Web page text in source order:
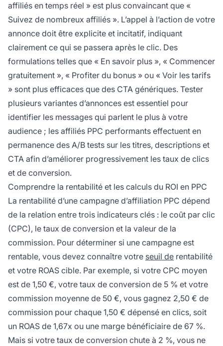
affiliés en temps réel » est plus convaincant que «
Suivez de nombreux affiliés ». L’appel à l’action de votre
annonce doit être explicite et incitatif, indiquant
clairement ce qui se passera après le clic. Des
formulations telles que « En savoir plus », « Commencer
gratuitement », « Profiter du bonus » ou « Voir les tarifs
» sont plus efficaces que des CTA génériques. Tester
plusieurs variantes d’annonces est essentiel pour
identifier les messages qui parlent le plus à votre
audience ; les affiliés PPC performants effectuent en
permanence des A/B tests sur les titres, descriptions et
CTA afin d’améliorer progressivement les taux de clics
et de conversion.
Comprendre la rentabilité et les calculs du ROI en PPC
La rentabilité d’une campagne d’affiliation PPC dépend
de la relation entre trois indicateurs clés : le coût par clic
(CPC), le taux de conversion et la valeur de la
commission. Pour déterminer si une campagne est
rentable, vous devez connaître votre seuil de rentabilité
et votre ROAS cible. Par exemple, si votre CPC moyen
est de 1,50 €, votre taux de conversion de 5 % et votre
commission moyenne de 50 €, vous gagnez 2,50 € de
commission pour chaque 1,50 € dépensé en clics, soit
un ROAS de 1,67x ou une marge bénéficiaire de 67 %.
Mais si votre taux de conversion chute à 2 %, vous ne